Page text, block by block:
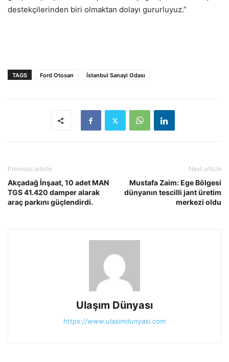
destekçilerinden biri olmaktan dolayı gururluyuz.”
TAGS Ford Otosan İstanbul Sanayi Odası
Previous article
Akçadağ İnşaat, 10 adet MAN
TGS 41.420 damper alarak
araç parkını güçlendirdi.
Next article
Mustafa Zaim: Ege Bölgesi
dünyanın tescilli jant üretim
merkezi oldu
Ulaşım Dünyası
https://www.ulasimdunyasi.com